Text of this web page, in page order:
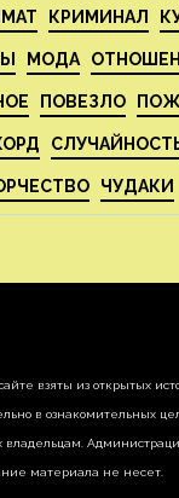
КРИМИНАЛ
МОДА
ПОВЕЗЛО
ЧУДАКИ
взяты из открытых
в ознакомительных
материала не несет.